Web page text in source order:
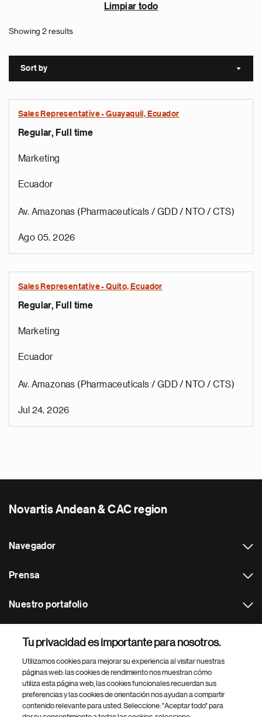
Limpiar todo
Showing 2 results
Sort by Sort
Sales Representative - Guayaquil, Ecuador
Regular, Full time
Marketing
Ecuador
Av. Amazonas (Pharmaceuticals / GDD / NTO / CTS)
Ago 05, 2026
Sales Representative - Quito, Ecuador
Regular, Full time
Marketing
Ecuador
Av. Amazonas (Pharmaceuticals / GDD / NTO / CTS)
Jul 24, 2026
Novartis Andean & CAC region
Navegador
Prensa
Nuestro portafolio
Footer Site Search
Tu privacidad es importante para nosotros.
Utilizamos cookies para mejorar su experiencia al visitar nuestras
páginas web: las cookies de rendimiento nos muestran cómo
utiliza esta página web, las cookies funcionales recuerdan sus
preferencias y las cookies de orientación nos ayudan a compartir
contenido relevante para usted. Seleccione: "Aceptar todo" para